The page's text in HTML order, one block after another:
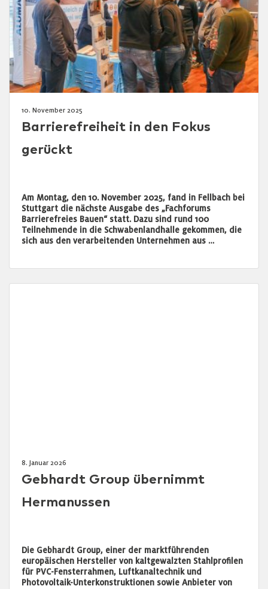
10. November 2025
Barrierefreiheit in den Fokus
gerückt
Am Montag, den 10. November 2025, fand in Fellbach bei
Stuttgart die nächste Ausgabe des „Fachforums
Barrierefreies Bauen“ statt. Dazu sind rund 100
Teilnehmende in die Schwabenlandhalle gekommen, die
sich aus den verarbeitenden Unternehmen aus …
8. Januar 2026
Gebhardt Group übernimmt
Hermanussen
Die Gebhardt Group, einer der marktführenden
europäischen Hersteller von kaltgewalzten Stahlprofilen
für PVC-Fensterrahmen, Luftkanaltechnik und
Photovoltaik-Unterkonstruktionen sowie Anbieter von